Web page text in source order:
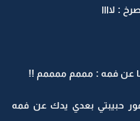
: لاااا
عن فمه : مممم ممممم !!
حبيبتي بعدي يدك عن فمه